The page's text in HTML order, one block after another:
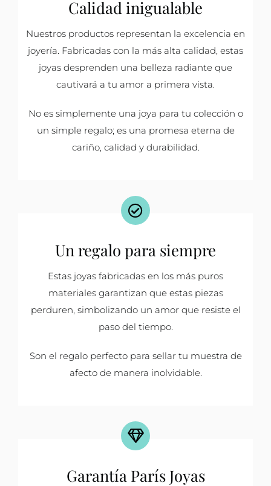
Calidad inigualable
Nuestros productos representan la excelencia en
joyería. Fabricadas con la más alta calidad, estas
joyas desprenden una belleza radiante que
cautivará a tu amor a primera vista.
No es simplemente una joya para tu colección o
un simple regalo; es una promesa eterna de
cariño, calidad y durabilidad.
Un regalo para siempre
Estas joyas fabricadas en los más puros
materiales garantizan que estas piezas
perduren, simbolizando un amor que resiste el
paso del tiempo.
Son el regalo perfecto para sellar tu muestra de
afecto de manera inolvidable.
Garantía París Joyas